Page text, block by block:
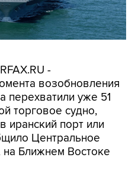
-
возобновления
перехватили уже 51
торговое судно,
иранский порт или
Центральное
Ближнем Востоке